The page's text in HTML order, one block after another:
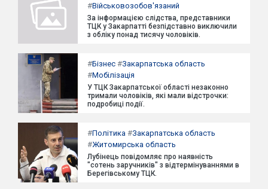
#Військовозобов'язаний
За інформацією слідства, представники
ТЦК у Закарпатті безпідставно виключили
з обліку понад тисячу чоловіків.
#Бізнес #Закарпатська область
#Мобілізація
У ТЦК Закарпатської області незаконно
тримали чоловіків, які мали відстрочки:
подробиці події.
#Політика #Закарпатська область
#Житомирська область
Лубінець повідомляє про наявність
"сотень заручників" з відтермінуваннями в
Берегівському ТЦК.